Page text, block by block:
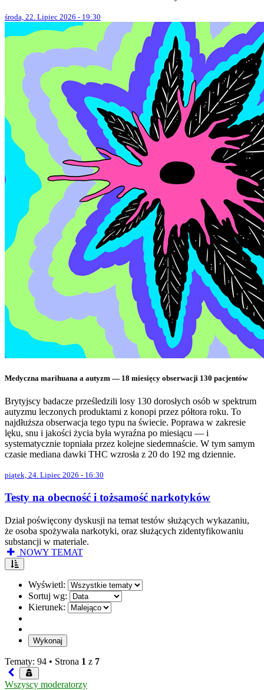
środa, 22. Lipiec 2026 - 19:30
Medyczna marihuana a autyzm — 18 miesięcy obserwacji 130 pacjentów
Brytyjscy badacze prześledzili losy 130 dorosłych osób w spektrum
autyzmu leczonych produktami z konopi przez półtora roku. To
najdłuższa obserwacja tego typu na świecie. Poprawa w zakresie
lęku, snu i jakości życia była wyraźna po miesiącu — i
systematycznie topniała przez kolejne siedemnaście. W tym samym
czasie mediana dawki THC wzrosła z 20 do 192 mg dziennie.
piątek, 24. Lipiec 2026 - 16:30
Testy na obecność i tożsamość narkotyków
Dział poświęcony dyskusji na temat testów służących wykazaniu,
że osoba spożywała narkotyki, oraz służących zidentyfikowaniu
substancji w materiale.
NOWY TEMAT
Wyświetl:
Sortuj wg:
Kierunek:
Tematy: 94 • Strona 1 z 7
Wszyscy moderatorzy